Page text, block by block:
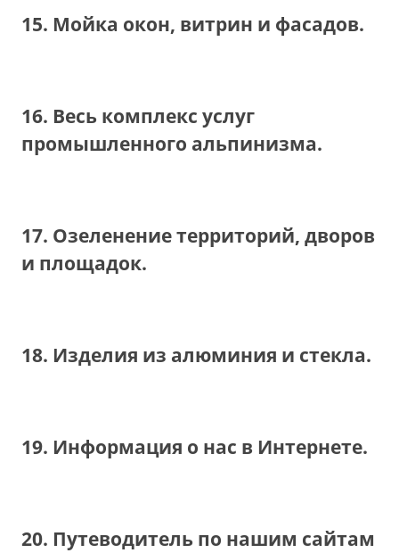
15. Мойка окон, витрин и фасадов.
16. Весь комплекс услуг
промышленного альпинизма.
17. Озеленение территорий, дворов
и площадок.
18. Изделия из алюминия и стекла.
19. Информация о нас в Интернете.
20. Путеводитель по нашим сайтам